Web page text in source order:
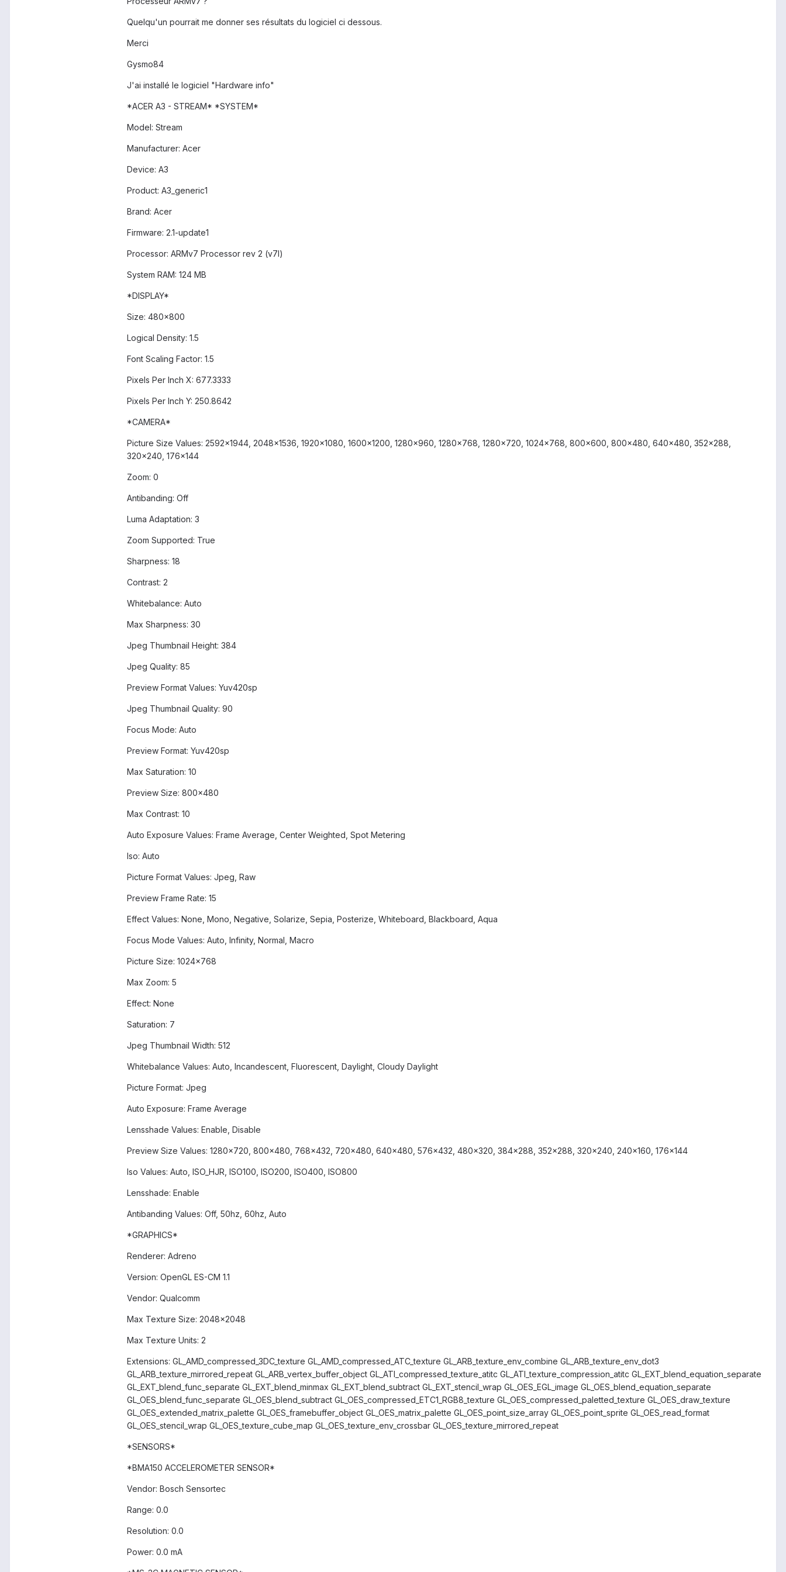
Quelqu'un pourrait me donner ses résultats du logiciel ci dessous.
Merci
Gysmo84
J'ai installé le logiciel "Hardware info"
*ACER A3 - STREAM* *SYSTEM*
Model: Stream
Manufacturer: Acer
Device: A3
Product: A3_generic1
Brand: Acer
Firmware: 2.1-update1
Processor: ARMv7 Processor rev 2 (v7l)
System RAM: 124 MB
*DISPLAY*
Size: 480x800
Logical Density: 1.5
Font Scaling Factor: 1.5
Pixels Per Inch X: 677.3333
Pixels Per Inch Y: 250.8642
*CAMERA*
Picture Size Values: 2592x1944, 2048x1536, 1920x1080, 1600x1200, 1280x960, 1280x768, 1280x720, 1024x768, 800x600, 800x480, 640x480, 352x288,
320x240, 176x144
Zoom: 0
Antibanding: Off
Luma Adaptation: 3
Zoom Supported: True
Sharpness: 18
Contrast: 2
Whitebalance: Auto
Max Sharpness: 30
Jpeg Thumbnail Height: 384
Jpeg Quality: 85
Preview Format Values: Yuv420sp
Jpeg Thumbnail Quality: 90
Focus Mode: Auto
Preview Format: Yuv420sp
Max Saturation: 10
Preview Size: 800x480
Max Contrast: 10
Auto Exposure Values: Frame Average, Center Weighted, Spot Metering
Iso: Auto
Picture Format Values: Jpeg, Raw
Preview Frame Rate: 15
Effect Values: None, Mono, Negative, Solarize, Sepia, Posterize, Whiteboard, Blackboard, Aqua
Focus Mode Values: Auto, Infinity, Normal, Macro
Picture Size: 1024x768
Max Zoom: 5
Effect: None
Saturation: 7
Jpeg Thumbnail Width: 512
Whitebalance Values: Auto, Incandescent, Fluorescent, Daylight, Cloudy Daylight
Picture Format: Jpeg
Auto Exposure: Frame Average
Lensshade Values: Enable, Disable
Preview Size Values: 1280x720, 800x480, 768x432, 720x480, 640x480, 576x432, 480x320, 384x288, 352x288, 320x240, 240x160, 176x144
Iso Values: Auto, ISO_HJR, ISO100, ISO200, ISO400, ISO800
Lensshade: Enable
Antibanding Values: Off, 50hz, 60hz, Auto
*GRAPHICS*
Renderer: Adreno
Version: OpenGL ES-CM 1.1
Vendor: Qualcomm
Max Texture Size: 2048x2048
Max Texture Units: 2
Extensions: GL_AMD_compressed_3DC_texture GL_AMD_compressed_ATC_texture GL_ARB_texture_env_combine GL_ARB_texture_env_dot3
GL_ARB_texture_mirrored_repeat GL_ARB_vertex_buffer_object GL_ATI_compressed_texture_atitc GL_ATI_texture_compression_atitc GL_EXT_blend_equation_separate
GL_EXT_blend_func_separate GL_EXT_blend_minmax GL_EXT_blend_subtract GL_EXT_stencil_wrap GL_OES_EGL_image GL_OES_blend_equation_separate
GL_OES_blend_func_separate GL_OES_blend_subtract GL_OES_compressed_ETC1_RGB8_texture GL_OES_compressed_paletted_texture GL_OES_draw_texture
GL_OES_extended_matrix_palette GL_OES_framebuffer_object GL_OES_matrix_palette GL_OES_point_size_array GL_OES_point_sprite GL_OES_read_format
GL_OES_stencil_wrap GL_OES_texture_cube_map GL_OES_texture_env_crossbar GL_OES_texture_mirrored_repeat
*SENSORS*
*BMA150 ACCELEROMETER SENSOR*
Vendor: Bosch Sensortec
Range: 0.0
Resolution: 0.0
Power: 0.0 mA